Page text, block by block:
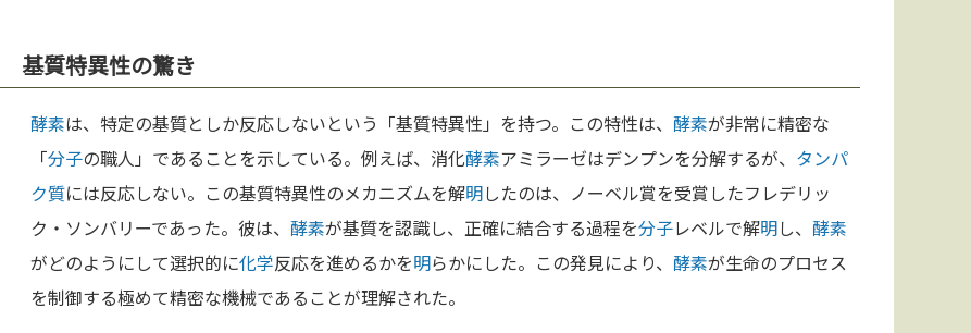
基質特異性の驚き
酵素は、特定の基質としか反応しないという「基質特異性」を持つ。この特性は、 酵素が非常に精密な
「分子の職人」であることを示している。例えば、消化酵素アミラーゼはデンプンを分解するが、 タンパ
ク質には反応しない。この基質特異性のメカニズムを解明したのは、ノーベル賞を受賞したフレデリッ
ク・ソンバリーであった。彼は、 酵素が基質を認識し、正確に結合する過程を分子レベルで解明し、 酵素
がどのようにして選択的に化学反応を進めるかを明らかにした。この発見により、 酵素が生命のプロセス
を制御する極めて精密な機械であることが理解された。